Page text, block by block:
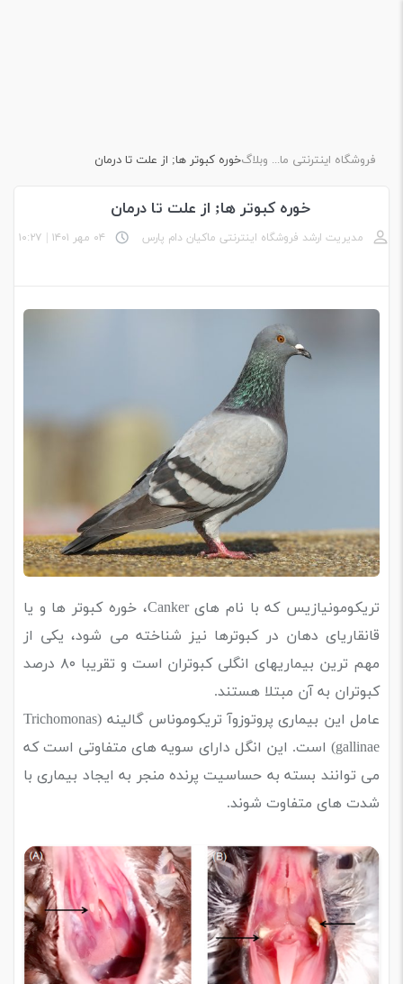
فروشگاه اینترنتی ماکیان دام پارس وبلاگخوره کبوتر ها; از علت تا درمان
خوره کبوتر ها; از علت تا درمان
مدیریت ارشد فروشگاه اینترنتی ماکیان دام پارس ۰۴ مهر ۱۴۰۱ ۱۰:۲۷
تریکومونیازیس که با نام های Canker، خوره کبوتر ها و یا
قانقاریای دهان در کبوترها نیز شناخته می شود، یکی از
مهم ترین بیماریهای انگلی کبوتران است و تقریبا ۸۰ درصد
کبوتران به آن مبتلا هستند.
عامل این بیماری پروتوزوآ تریکوموناس گالینه (Trichomonas
gallinae) است. این انگل دارای سویه های متفاوتی است که
می توانند بسته به حساسیت پرنده منجر به ایجاد بیماری با
شدت های متفاوت شوند.